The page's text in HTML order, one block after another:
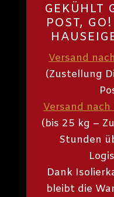
GEKÜHLT
POST,
Versand
(Zustellung
Versand
(bis 25 kg –
Stunden
Dank
bleibt die